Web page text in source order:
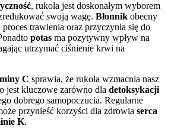
, rukola jest doskonałym wyborem
swoją wagę. Błonnik obecny
trawienia oraz przyczynia się do
potas ma pozytywny wpływ na
utrzymać ciśnienie krwi na
C sprawia, że rukola wzmacnia nasz
jest kluczowe zarówno dla detoksykacji
dobrego samopoczucia. Regularne
przynieść korzyści dla zdrowia serca
K.